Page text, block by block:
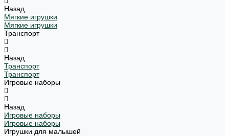
Назад
Мягкие игрушки
Мягкие игрушки
Транспорт
Назад
Транспорт
Транспорт
Игровые наборы
Назад
Игровые наборы
Игровые наборы
Игрушки для малышей